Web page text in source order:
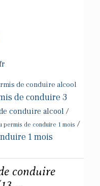
de conduire alcool
de conduire 3
conduire alcool /
permis de conduire 1 mois /
1 mois
conduire